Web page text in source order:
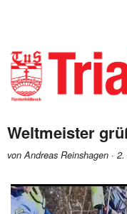
Weltmeister
von Andreas Reinshagen ·